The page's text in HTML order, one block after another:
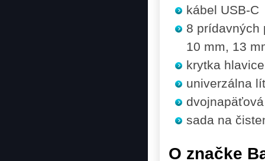
kábel USB-C
8 prídavných
10 mm, 13
krytka hlavice
univerzálna
sada na
O značke